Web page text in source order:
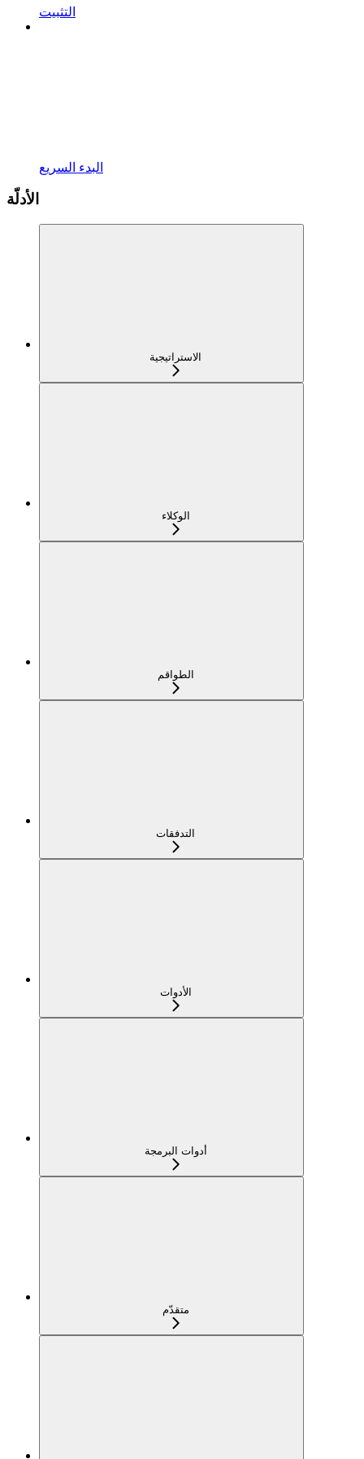
التثبيت
البدء السريع
الأدلّة
الاستراتيجية
الوكلاء
الطواقم
التدفقات
الأدوات
أدوات البرمجة
متقدّم